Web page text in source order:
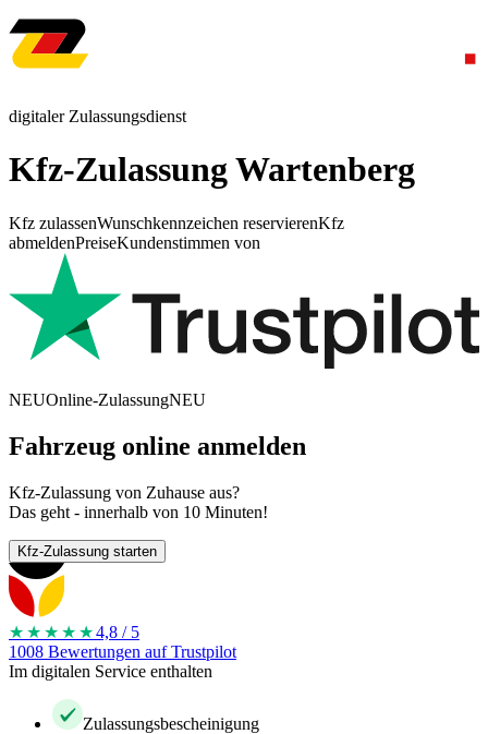
digitaler Zulassungsdienst
Kfz-Zulassung Wartenberg
Kfz zulassenWunschkennzeichen reservierenKfz
abmeldenPreiseKundenstimmen von
NEUOnline-ZulassungNEU
Fahrzeug online anmelden
Kfz-Zulassung von Zuhause aus?
Das geht - innerhalb von 10 Minuten!
Kfz-Zulassung starten
★★★★ ★4,8 / 5
1008 Bewertungen auf Trustpilot
Im digitalen Service enthalten
Zulassungsbescheinigung